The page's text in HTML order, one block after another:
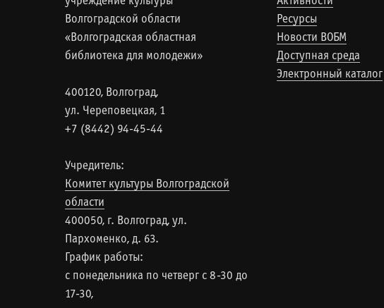
Волгоградской области
«Волгоградская областная
библиотека для молодежи»
400120, Волгоград,
ул. Череповецкая, 1
+7 (8442) 94-45-44
Учредитель:
Комитет культуры Волгоградской
области
400050, г. Волгоград, ул.
Пархоменко, д. 63.
График работы:
с понедельника по четверг с 8-30 до
17-30,
Ресурсы
Новости ВОБМ
Доступная среда
Электронный каталог